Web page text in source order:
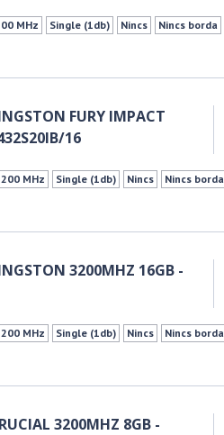
MHz Single (1db) Nincs Nincs borda
FURY IMPACT
16
MHz Single (1db) Nincs Nincs borda
3200MHZ 16GB -
MHz Single (1db) Nincs Nincs borda
3200MHZ 8GB -